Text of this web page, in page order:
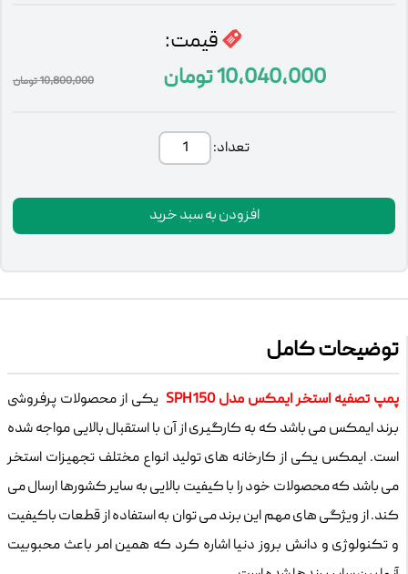
قیمت:
10,800,000تومان 10,040,000تومان
تعداد:
افزودن به سبد خرید
توضیحات کامل
پمپ تصفیه استخر ایمکس مدل SPH150
یکی از محصولات پرفروشی
برند ایمکس می باشد که به کارگیری از آن با استقبال بالایی مواجه شده
است. ایمکس یکی از کارخانه های تولید انواع مختلف تجهیزات استخر
می باشد که محصولات خود را با کیفیت بالایی به سایر کشورها ارسال می
کند. از ویژگی های مهم این برند می توان به استفاده از قطعات باکیفیت
و تکنولوژی و دانش بروز دنیا اشاره کرد که همین امر باعث محبوبیت